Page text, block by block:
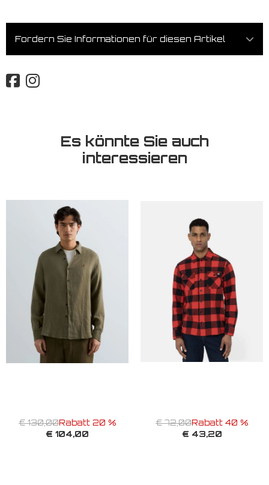
Fordern Sie Informationen für diesen Artikel
Es könnte Sie auch
interessieren
€ 130,00Rabatt 20 %
€ 104,00
€ 72,00Rabatt 40 %
€ 43,20